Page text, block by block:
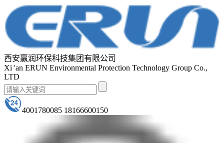
西安赢润环保科技集团有限公司
Xi 'an ERUN Environmental Protection Technology Group Co.,
LTD
4001780085 18166600150